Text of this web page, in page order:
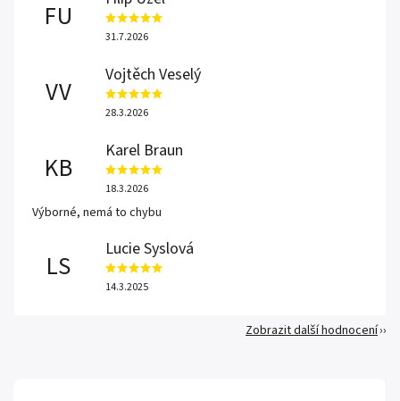
FU
31.7.2026
VV
Vojtěch Veselý
28.3.2026
KB
Karel Braun
18.3.2026
Výborné, nemá to chybu
LS
Lucie Syslová
14.3.2025
Zobrazit další hodnocení